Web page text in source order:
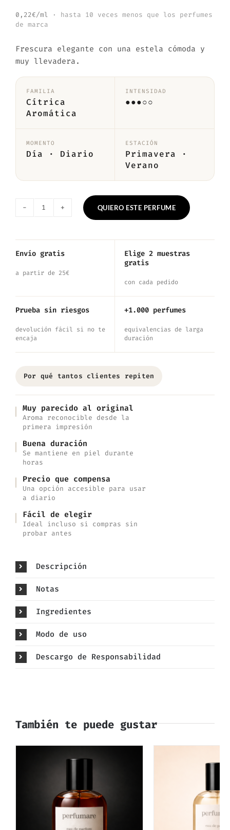
0,22€/ml
· hasta 10 veces menos que los perfumes
de marca
Frescura elegante con una estela cómoda y
muy llevadera.
FAMILIA
Cítrica
Aromática
INTENSIDAD
●●●○○
MOMENTO
Día · Diario
ESTACIÓN
Primavera ·
Verano
Inspirado
Eau
Pour
Homme
cantidad
QUIERO ESTE PERFUME
Envío gratis
a partir de 25€
Elige 2 muestras
gratis
con cada pedido
Prueba sin riesgos
devolución fácil si no te
encaja
+1.000 perfumes
equivalencias de larga
duración
Por qué tantos clientes repiten
Muy parecido al original
Aroma reconocible desde la
primera impresión
Buena duración
Se mantiene en piel durante
horas
Precio que compensa
Una opción accesible para usar
a diario
Fácil de elegir
Ideal incluso si compras sin
probar antes
Descripción
Notas
Ingredientes
Modo de uso
Descargo de Responsabilidad
También te puede gustar